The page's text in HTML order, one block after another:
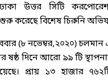
উত্তর সিটি
করেছে বিশেষ চিরুনি
(৮ নভেম্বর,২০২০) চলমান
ষষ্ঠ দিনে আরো ৯৯ টি
প্রায় ১৩ হাজার